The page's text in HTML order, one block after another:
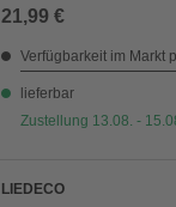
21,99 €
Verfügbarkeit im Markt
lieferbar
Zustellung 13.08. -
LIEDECO